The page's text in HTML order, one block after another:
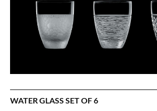
WATER GLASS SET OF 6